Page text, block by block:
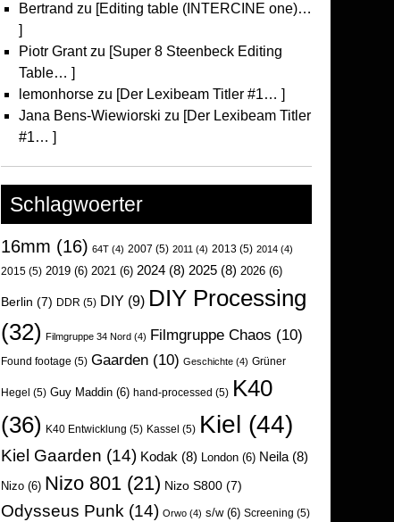
Bertrand zu [Editing table (INTERCINE one)…
]
Piotr Grantzu [Super 8 Steenbeck Editing
Table… ]
lemonhorse zu [Der Lexibeam Titler #1… ]
Jana Bens-Wiewiorski zu [Der Lexibeam Titler
#1… ]
Schlagwoerter
16mm (16) 64T (4) 2007 (5) 2011 (4) 2013 (5) 2014 (4)
2015 (5) 2019 (6) 2021 (6) 2024 (8) 2025 (8) 2026 (6)
Berlin (7) DDR (5) DIY (9) DIY Processing
(32) Filmgruppe 34 Nord (4) Filmgruppe Chaos (10)
Found footage (5) Gaarden (10) Geschichte (4) Grüner
Hegel (5) Guy Maddin (6) hand-processed (5) K40
(36) K40 Entwicklung (5) Kassel (5) Kiel (44)
Kiel Gaarden (14) Kodak (8) London (6) Neila (8)
Nizo (6) Nizo 801 (21) Nizo S800 (7)
Odysseus Punk (14) Orwo (4) s/w(6) Screening (5)